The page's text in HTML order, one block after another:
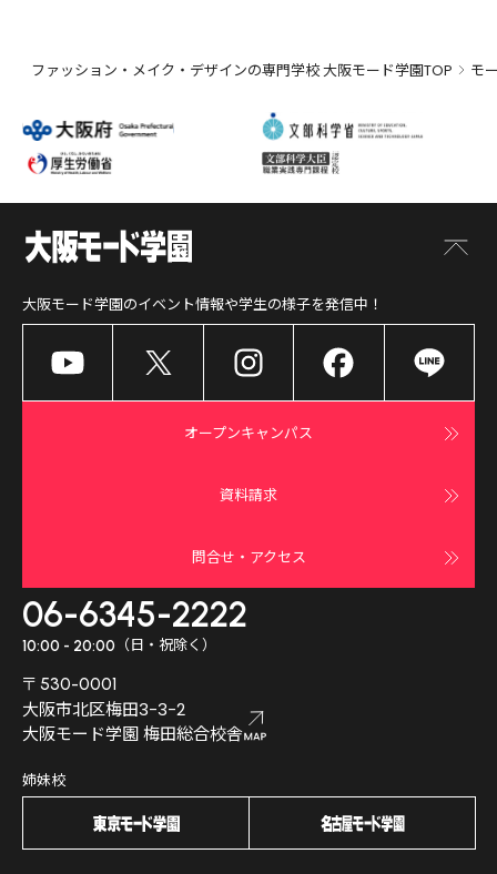
ファッション・メイク・デザインの専門学校 大阪モード学園TOP モ
大阪モード学園のイベント情報や学生の様子を発信中！
オープンキャンパス
資料請求
問合せ・アクセス
06-6345-2222
10:00 - 20:00 （日・祝除く）
〒530-0001
大阪市北区梅田3-3-2
大阪モード学園 梅田総合校舎
姉妹校